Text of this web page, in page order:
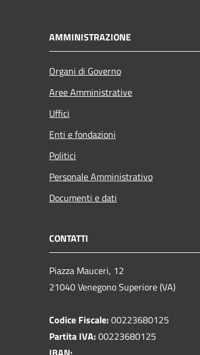
AMMINISTRAZIONE
Organi di Governo
Aree Amministrative
Uffici
Enti e fondazioni
Politici
Personale Amministrativo
Documenti e dati
CONTATTI
Piazza Mauceri, 12
21040 Venegono Superiore (VA)
Codice Fiscale:00223680125
Partita IVA:00223680125